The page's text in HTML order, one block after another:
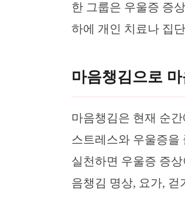
한 그룹은 우울증 증
하에 개인 치료나 집
마음챙김으로 마
마음챙김은 현재 순
스트레스와 우울증을
실천하면 우울증 증
음챙김 명상, 요가, 걷